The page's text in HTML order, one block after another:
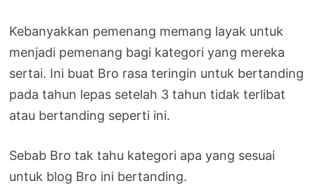
Kebanyakkan pemenang memang layak untuk
menjadi pemenang bagi kategori yang mereka
sertai. Ini buat Bro rasa teringin untuk bertanding
pada tahun lepas setelah 3 tahun tidak terlibat
atau bertanding seperti ini.
Sebab Bro tak tahu kategori apa yang sesuai
untuk blog Bro ini bertanding.